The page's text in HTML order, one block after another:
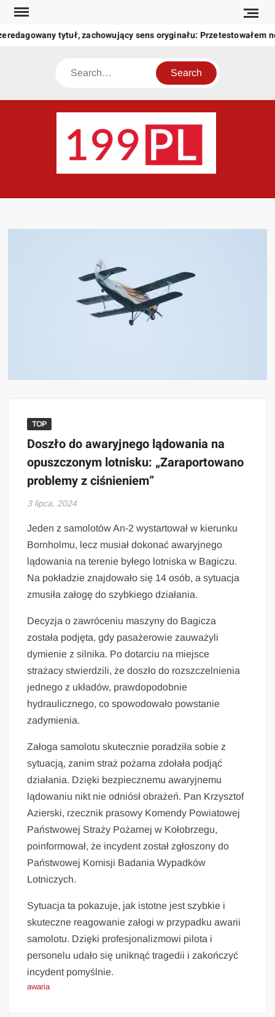
Skip
content
tytuł, zachowujący sens oryginału: Przetestowałem
Search
świat
TOP
Doszło do awaryjnego lądowania na
opuszczonym lotnisku: „Zaraportowano
problemy z ciśnieniem”
3 lipca, 2024
Jeden z samolotów An-2 wystartował w kierunku
Bornholmu, lecz musiał dokonać awaryjnego
lądowania na terenie byłego lotniska w Bagiczu.
Na pokładzie znajdowało się 14 osób, a sytuacja
zmusiła załogę do szybkiego działania.
Decyzja o zawróceniu maszyny do Bagicza
została podjęta, gdy pasażerowie zauważyli
dymienie z silnika. Po dotarciu na miejsce
strażacy stwierdzili, że doszło do rozszczelnienia
jednego z układów, prawdopodobnie
hydraulicznego, co spowodowało powstanie
zadymienia.
Załoga samolotu skutecznie poradziła sobie z
sytuacją, zanim straż pożarna zdołała podjąć
działania. Dzięki bezpiecznemu awaryjnemu
lądowaniu nikt nie odniósł obrażeń. Pan Krzysztof
Azierski, rzecznik prasowy Komendy Powiatowej
Państwowej Straży Pożarnej w Kołobrzegu,
poinformował, że incydent został zgłoszony do
Państwowej Komisji Badania Wypadków
Lotniczych.
Sytuacja ta pokazuje, jak istotne jest szybkie i
skuteczne reagowanie załogi w przypadku awarii
samolotu. Dzięki profesjonalizmowi pilota i
personelu udało się uniknąć tragedii i zakończyć
incydent pomyślnie.
awaria